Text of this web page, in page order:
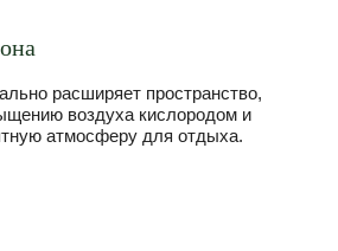
расширяет пространство,
воздуха кислородом и
атмосферу для отдыха.